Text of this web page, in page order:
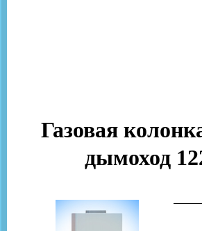
Газовая
дымоход